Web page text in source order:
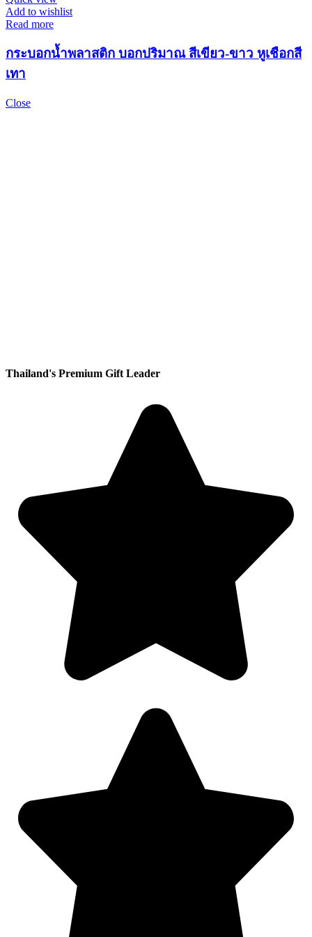
Add to wishlist
Read more
กระบอกน้ำพลาสติก บอกปริมาณ สีเขียว-ขาว หูเชือกสี
เทา
Close
Thailand's Premium Gift Leader